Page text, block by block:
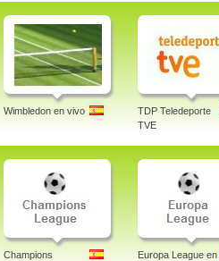
Wimbledon en vivo
TDP Teledeporte
TVE
Champions
Europa League en